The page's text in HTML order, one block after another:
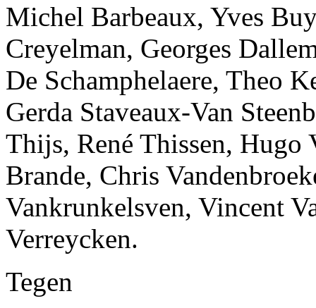
Michel Barbeaux, Yves
Creyelman, Georges
De Schamphelaere, Theo
Gerda Staveaux-Van
Thijs, René Thissen, Hugo
Brande, Chris
Vankrunkelsven, Vincent
Verreycken.
Tegen